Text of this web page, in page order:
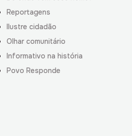
Reportagens
Ilustre cidadão
Olhar comunitário
Informativo na história
Povo Responde